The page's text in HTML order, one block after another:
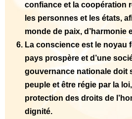
confiance et la coopération
les personnes et les états,
monde de paix, d’harmonie
La conscience est le noyau
pays prospère et d’une
gouvernance nationale doit
peuple et être régie par la
protection des droits de
dignité.